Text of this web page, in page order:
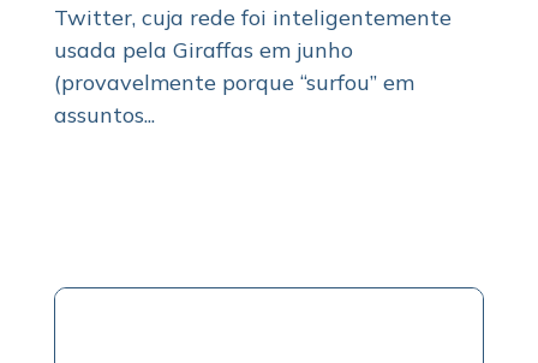
Twitter, cuja rede foi inteligentemente
usada pela Giraffas em junho
(provavelmente porque “surfou” em
assuntos...